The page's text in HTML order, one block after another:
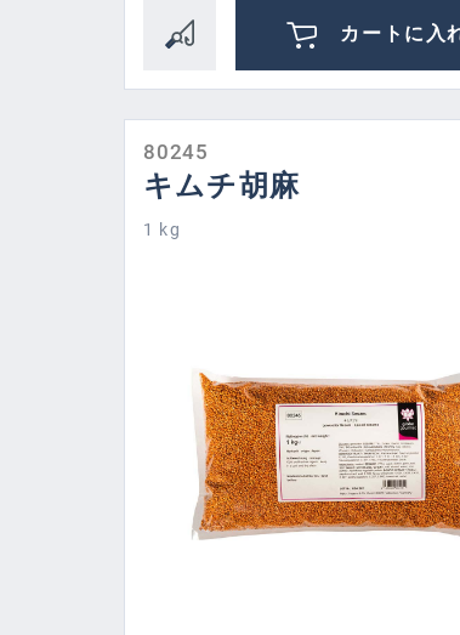
カートに入
80245
キムチ胡麻
1 kg